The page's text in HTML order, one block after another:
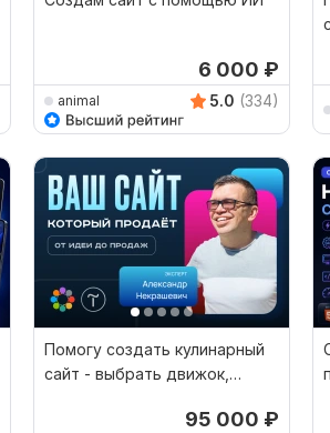
6 000 ₽
animal 5.0 (334)
Помогу создать кулинарный
сайт - выбрать движок,
95 000 ₽